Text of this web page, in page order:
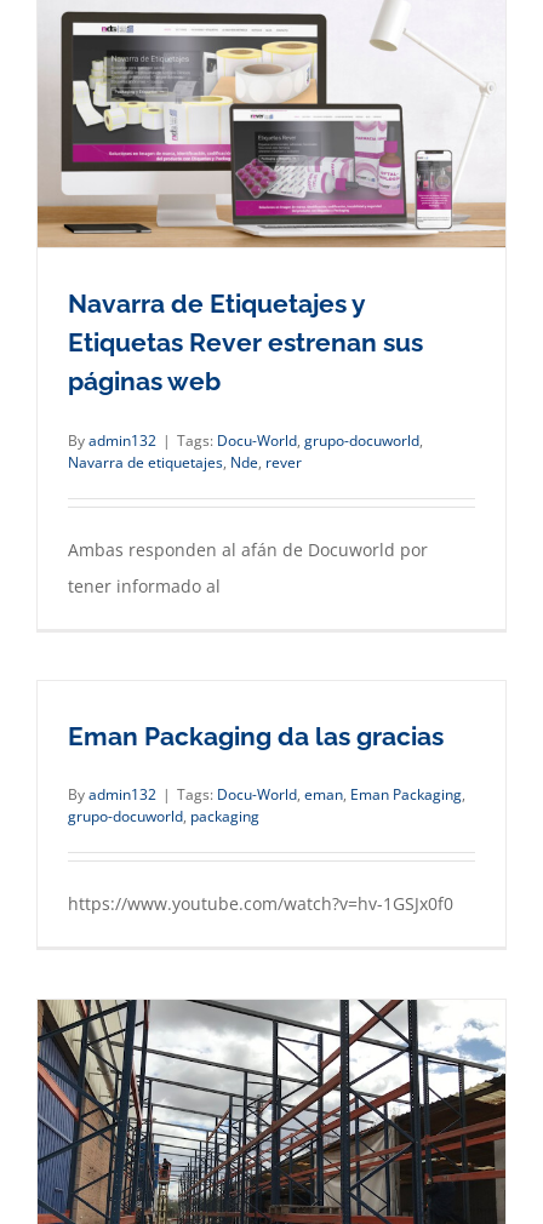
Navarra de Etiquetajes y
Etiquetas Rever estrenan sus
páginas web
Byadmin132 | Tags: Docu-World, grupo-docuworld,
Navarra de etiquetajes, Nde, rever
Ambas responden al afán de Docuworld por
tener informado al
Eman Packaging da las gracias
Byadmin132 | Tags: Docu-World, eman, Eman Packaging,
grupo-docuworld, packaging
https://www.youtube.com/watch?v=hv-1GSJx0f0